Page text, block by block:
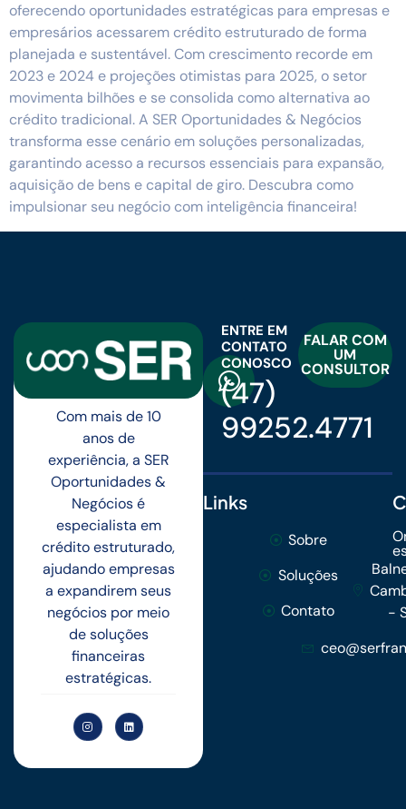
oferecendo oportunidades estratégicas para empresas e
empresários acessarem crédito estruturado de forma
planejada e sustentável. Com crescimento recorde em
2023 e 2024 e projeções otimistas para 2025, o setor
movimenta bilhões e se consolida como alternativa ao
crédito tradicional. A SER Oportunidades & Negócios
transforma esse cenário em soluções personalizadas,
garantindo acesso a recursos essenciais para expansão,
aquisição de bens e capital de giro. Descubra como
impulsionar seu negócio com inteligência financeira!
Com mais de 10
anos de
experiência, a SER
Oportunidades &
Negócios é
especialista em
crédito estruturado,
ajudando empresas
a expandirem seus
negócios por meio
de soluções
financeiras
estratégicas.
ENTRE EM
CONTATO
CONOSCO
(47)
99252.4771
FALAR COM
UM
CONSULTOR
Links
Sobre
Soluções
Contato
-